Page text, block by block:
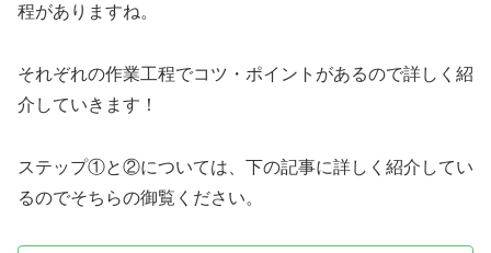
程がありますね。
それぞれの作業工程でコツ・ポイントがあるので詳しく紹
介していきます！
ステップ①と②については、下の記事に詳しく紹介してい
るのでそちらの御覧ください。